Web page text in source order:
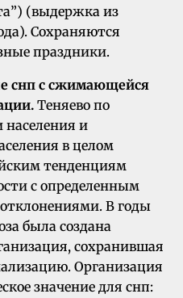
(выдержка из
Сохраняются
праздники.
снп с сжимающейся
Теняево по
и
в целом
тенденциям
с определенным
В годы
была создана
сохранившая
Организация
значение для снп: